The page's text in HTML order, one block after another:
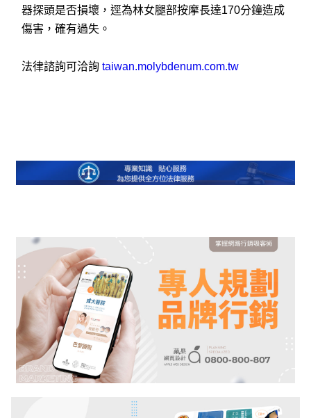
器探頭是否損壞，逕為林女腿部按摩長達170分鐘造成
傷害，確有過失。
法律諮詢可洽詢taiwan.molybdenum.com.tw